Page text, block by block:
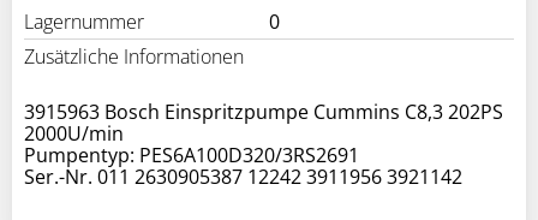
Lagernummer
0
Zusätzliche Informationen
3915963 Bosch Einspritzpumpe Cummins C8,3 202PS
2000U/min
Pumpentyp: PES6A100D320/3RS2691
Ser.-Nr. 011 2630905387 12242 3911956 3921142